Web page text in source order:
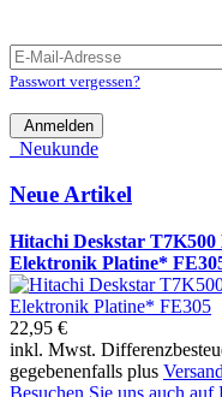
Passwort vergessen?
Anmelden
Neukunde
Neue Artikel
Hitachi Deskstar
Elektronik Platine*
22,95 €
inkl. Mwst.
gegebenenfalls plus
Besuchen Sie uns auch auf